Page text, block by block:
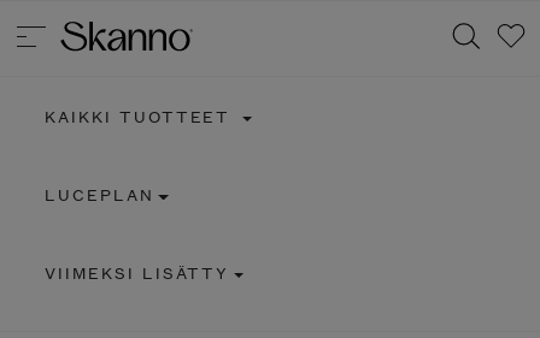
KAIKKI TUOTTEET
LUCEPLAN
VIIMEKSI LISÄTTY